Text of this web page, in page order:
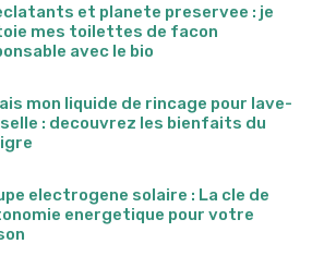
et planete preservee : je
mes toilettes de facon
avec le bio
mon liquide de rincage pour lave-
: decouvrez les bienfaits du
electrogene solaire : La cle de
energetique pour votre